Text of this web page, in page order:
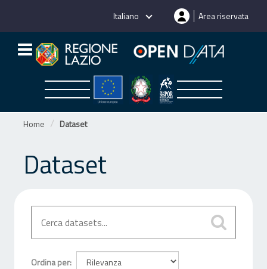
Italiano Area riservata
Home Dataset
Dataset
Ordina per